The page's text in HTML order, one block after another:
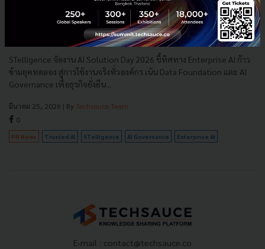
สรุป STelligence AI Solution Day 2026 ถอดรหัสทำไม
องค์กร Scale AI ไม่สำเร็จ? พร้อมโซลูชันและการกำกับดูแลที่
STelligence จัดงาน AI Solution Day 2026 ชี้ทิศทาง Enterprise AI ก้าว
ข้ามยุคทดลอง สู่การใช้งานจริงทั่วองค์กร เน้น Data Foundation และ AI
Governance เพื่อธุรกิจยั่งยืน...
มีนาคม 25, 2026 | By Techsauce Team
0
PR News Trusted AI STelligence AI Governance Enterprise AI
E-mail : contact@techsauce.co